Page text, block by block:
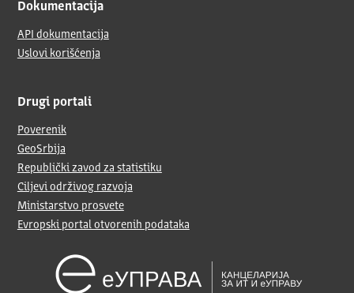
Dokumentacija
API dokumentacija
Uslovi korišćenja
Drugi portali
Poverenik
GeoSrbija
Republički zavod za statistiku
Ciljevi održivog razvoja
Ministarstvo prosvete
Evropski portal otvorenih podataka